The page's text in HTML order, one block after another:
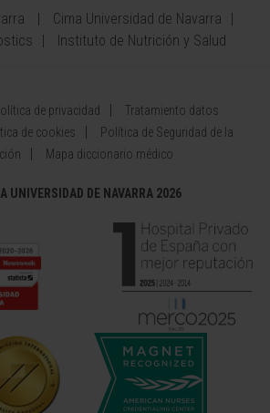
Cima Universidad de Navarra
Instituto de Nutrición y Salud
de privacidad
Tratamiento datos
de cookies
Política de Seguridad de la
Mapa diccionario médico
UNIVERSIDAD DE NAVARRA 2026